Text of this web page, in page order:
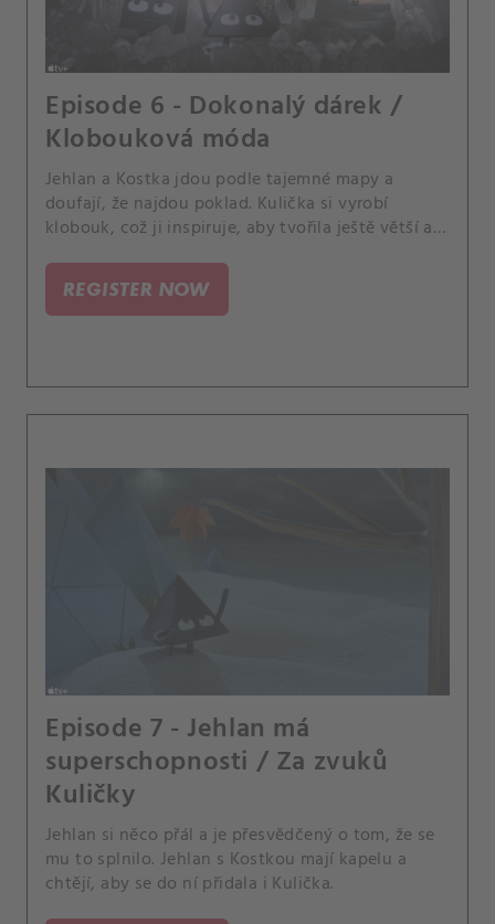
Episode 6 - Dokonalý dárek /
Klobouková móda
Jehlan a Kostka jdou podle tajemné mapy a
doufají, že najdou poklad. Kulička si vyrobí
klobouk, což ji inspiruje, aby tvořila ještě větší a
REGISTER NOW
Episode 7 - Jehlan má
superschopnosti / Za zvuků
Kuličky
Jehlan si něco přál a je přesvědčený o tom, že se
mu to splnilo. Jehlan s Kostkou mají kapelu a
chtějí, aby se do ní přidala i Kulička.